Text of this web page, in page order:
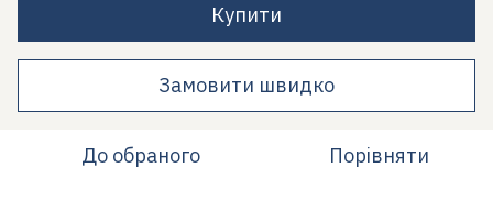
Купити
Замовити швидко
До обраного Порівняти